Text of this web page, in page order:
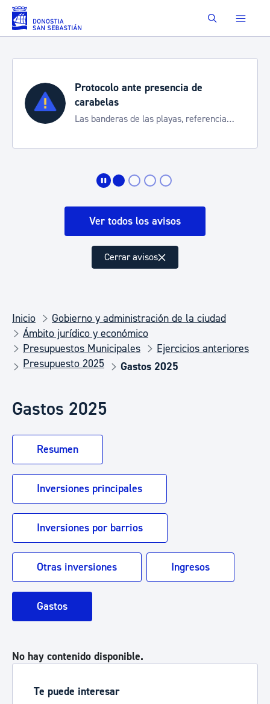
Saltar al contenido principal Buscar
Protocolo ante presencia de
carabelas
Las banderas de las playas, referencia
Ver todos los avisos
Cerrar avisos
Inicio
Gobierno y administración de la ciudad
Ámbito jurídico y económico
Presupuestos Municipales
Ejercicios anteriores
Presupuesto 2025
Gastos 2025
Gastos 2025
Resumen
Inversiones principales
Inversiones por barrios
Otras inversiones Ingresos
Gastos
No hay contenido disponible.
Te puede interesar